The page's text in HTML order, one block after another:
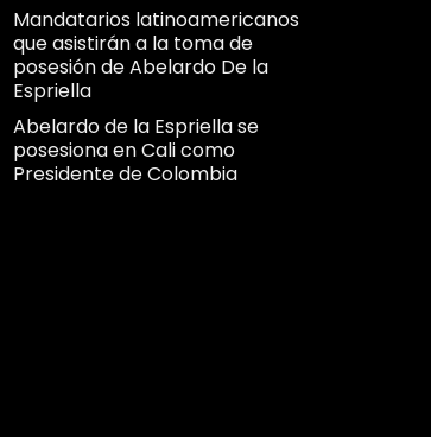
Mandatarios latinoamericanos
que asistirán a la toma de
posesión de Abelardo De la
Espriella
Abelardo de la Espriella se
posesiona en Cali como
Presidente de Colombia